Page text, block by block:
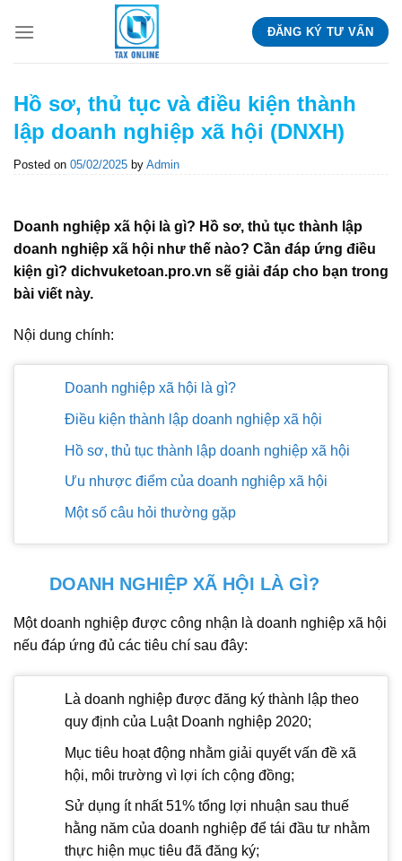
ĐĂNG KÝ TƯ VẤN
Hồ sơ, thủ tục và điều kiện thành
lập doanh nghiệp xã hội (DNXH)
Posted on 05/02/2025 by Admin
Doanh nghiệp xã hội là gì? Hồ sơ, thủ tục thành lập
doanh nghiệp xã hội như thế nào? Cần đáp ứng điều
kiện gì? dichvuketoan.pro.vn sẽ giải đáp cho bạn trong
bài viết này.
Nội dung chính:
Doanh nghiệp xã hội là gì?
Điều kiện thành lập doanh nghiệp xã hội
Hồ sơ, thủ tục thành lập doanh nghiệp xã hội
Ưu nhược điểm của doanh nghiệp xã hội
Một số câu hỏi thường gặp
DOANH NGHIỆP XÃ HỘI LÀ GÌ?
Một doanh nghiệp được công nhận là doanh nghiệp xã hội
nếu đáp ứng đủ các tiêu chí sau đây:
Là doanh nghiệp được đăng ký thành lập theo
quy định của Luật Doanh nghiệp 2020;
Mục tiêu hoạt động nhằm giải quyết vấn đề xã
hội, môi trường vì lợi ích cộng đồng;
Sử dụng ít nhất 51% tổng lợi nhuận sau thuế
hằng năm của doanh nghiệp để tái đầu tư nhằm
thực hiện mục tiêu đã đăng ký;